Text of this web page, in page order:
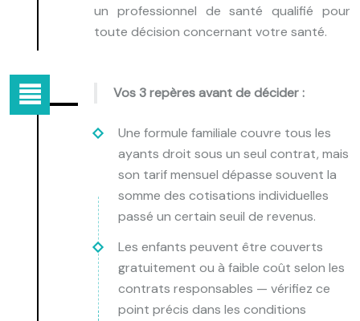
un professionnel de santé qualifié pour
toute décision concernant votre santé.
Vos 3 repères avant de décider :
Une formule familiale couvre tous les
ayants droit sous un seul contrat, mais
son tarif mensuel dépasse souvent la
somme des cotisations individuelles
passé un certain seuil de revenus.
Les enfants peuvent être couverts
gratuitement ou à faible coût selon les
contrats responsables — vérifiez ce
point précis dans les conditions